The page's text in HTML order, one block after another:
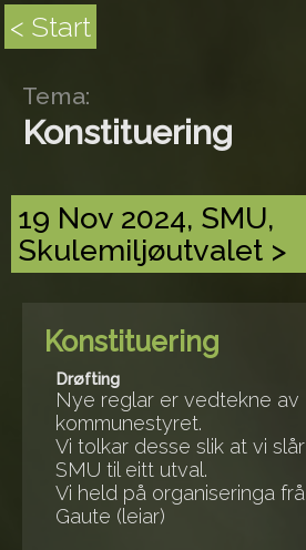
< Start
Tema:
Konstituering
19 Nov 2024, SMU,
Skulemiljøutvalet >
Konstituering
Drøfting
Nye reglar er vedtekne av
kommunestyret.
Vi tolkar desse slik at vi
SMU til eitt utval.
Vi held på organiseringa
Gaute (leiar)